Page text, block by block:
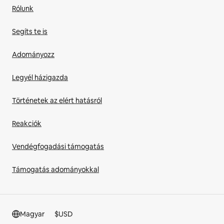
Rólunk
Segíts te is
Adományozz
Legyél házigazda
Történetek az elért hatásról
Reakciók
Vendégfogadási támogatás
Támogatás adományokkal
Magyar $USD